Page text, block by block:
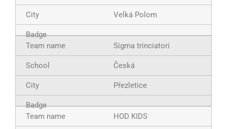
Velká Polom
Sigma trinciatori
Česká
Přezletice
HOD KIDS